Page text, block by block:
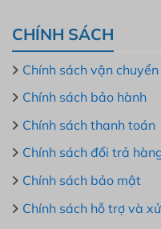
CHÍNH SÁCH
Chính sách vận chuyển
Chính sách bảo hành
Chính sách thanh toán
Chính sách đổi trả
Chính sách bảo mật
Chính sách hỗ trợ và